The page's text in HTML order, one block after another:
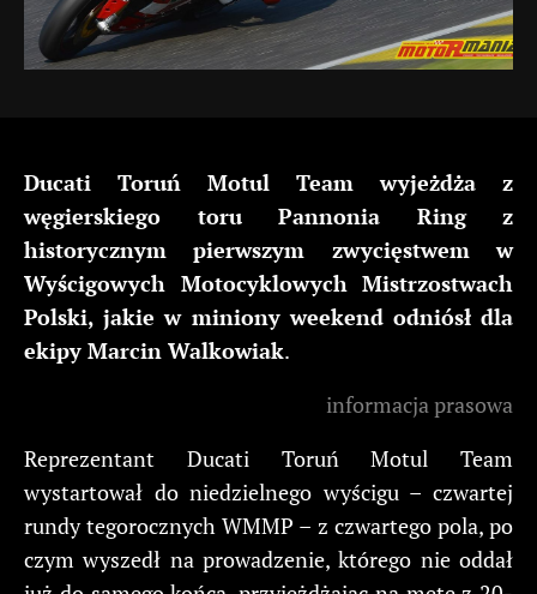
Ducati Toruń Motul Team wyjeżdża z
węgierskiego toru Pannonia Ring z
historycznym pierwszym zwycięstwem w
Wyścigowych Motocyklowych Mistrzostwach
Polski, jakie w miniony weekend odniósł dla
ekipy Marcin Walkowiak.
informacja prasowa
Reprezentant Ducati Toruń Motul Team
wystartował do niedzielnego wyścigu – czwartej
rundy tegorocznych WMMP – z czwartego pola, po
czym wyszedł na prowadzenie, którego nie oddał